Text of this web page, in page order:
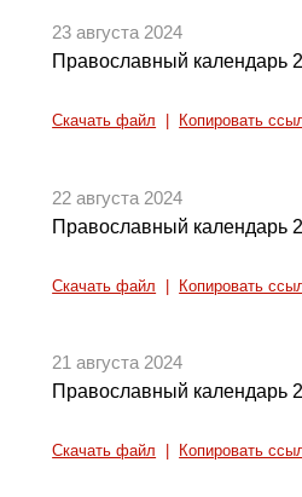
23 августа 2024
Православный календарь
Скачать файл Копировать
22 августа 2024
Православный календарь
Скачать файл Копировать
21 августа 2024
Православный календарь
Скачать файл Копировать